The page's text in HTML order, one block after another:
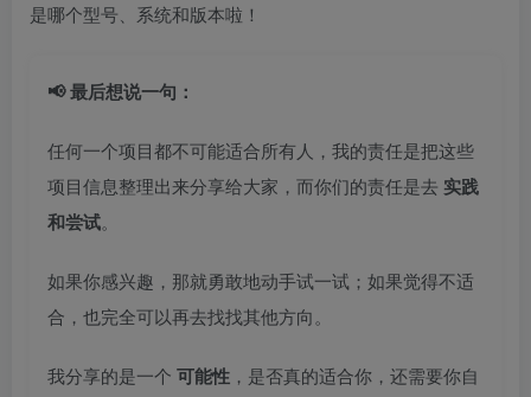
是哪个型号、系统和版本啦！
📢 最后想说一句：
任何一个项目都不可能适合所有人，我的责任是把这些
项目信息整理出来分享给大家，而你们的责任是去 实践
和尝试。
如果你感兴趣，那就勇敢地动手试一试；如果觉得不适
合，也完全可以再去找找其他方向。
我分享的是一个 可能性 ，是否真的适合你，还需要你自